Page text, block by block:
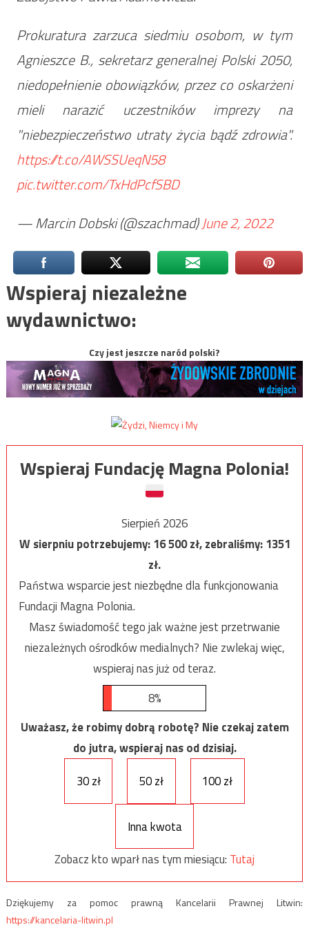
Prokuratura zarzuca siedmiu osobom, w tym
Agnieszce B., sekretarz generalnej Polski 2050,
niedopełnienie obowiązków, przez co oskarżeni
mieli narazić uczestników imprezy na
"niebezpieczeństwo utraty życia bądź zdrowia".
https://t.co/AWSSUeqN58
pic.twitter.com/TxHdPcfSBD
— Marcin Dobski (@szachmad)June 2, 2022
Wspieraj niezależne
wydawnictwo:
Czy jest jeszcze naród polski?
Wspieraj Fundację Magna Polonia!
Sierpień 2026
W sierpniu potrzebujemy:16 500zł, zebraliśmy:1351
zł.
Państwa wsparcie jest niezbędne dla funkcjonowania
Fundacji Magna Polonia.
Masz świadomość tego jak ważne jest przetrwanie
niezależnych ośrodków medialnych? Nie zwlekaj więc,
wspieraj nas już od teraz.
8%
Uważasz, że robimy dobrą robotę? Nie czekaj zatem
do jutra, wspieraj nas od dzisiaj.
30 zł
50 zł 100 zł
Inna kwota
Zobacz kto wparł nas tym miesiącu: Tutaj
Dziękujemy za pomoc prawną Kancelarii Prawnej Litwin:
https://kancelaria-litwin.pl